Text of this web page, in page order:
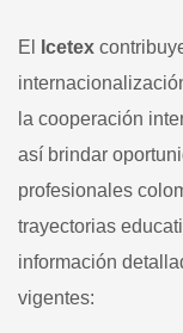
El Icetex
la cooperación
así brindar
profesionales
trayectorias
información
vigentes: